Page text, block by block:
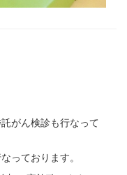
がん検診も行なって
っております。